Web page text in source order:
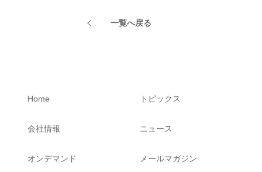
一覧へ戻る
Home
会社情報
オンデマンド
トピックス
ニュース
メールマガジン